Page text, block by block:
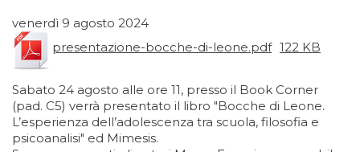
venerdì 9 agosto 2024
presentazione-bocche-di-leone.pdf 122 KB
Sabato 24 agosto alle ore 11, presso il Book Corner
(pad. C5) verrà presentato il libro "Bocche di Leone.
L’esperienza dell’adolescenza tra scuola, filosofia e
psicoanalisi" ed Mimesis.